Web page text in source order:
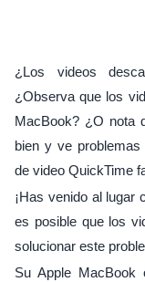
¿Los videos
¿Observa que los
MacBook? ¿O nota
bien y ve
de video QuickTime
¡Has venido al lugar
es posible que los
solucionar este
Su Apple